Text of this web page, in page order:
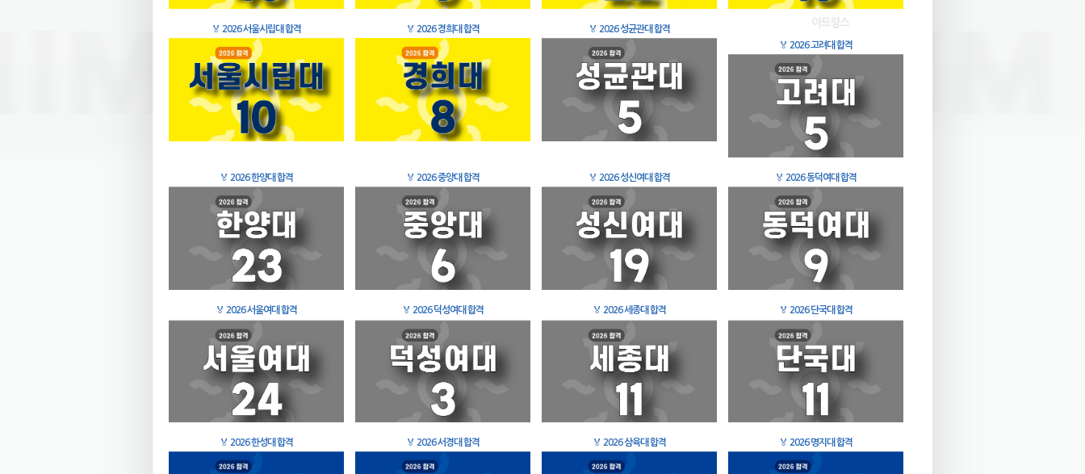
🏅 2026 서울시립대 합격 🏅 2026 경희대 합격 🏅 2026 성균관대 합격
🏅 2026 고려대 합격
🏅 2026 한양대 합격 🏅 2026 중앙대 합격 🏅 2026 성신여대 합격 🏅 2026 동덕여대 합격
🏅 2026 서울여대 합격 🏅 2026 덕성여대 합격 🏅 2026 세종대 합격 🏅 2026 단국대 합격
🏅 2026 한성대 합격 🏅 2026 서경대 합격 🏅 2026 삼육대 합격 🏅 2026 명지대 합격